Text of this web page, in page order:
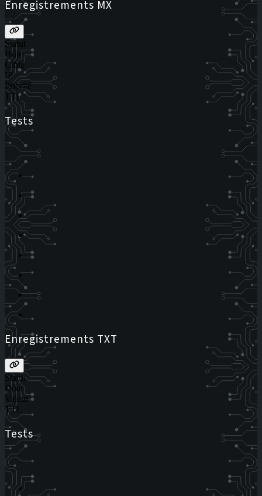
Enregistrements MX
Statut
Hôte
Cible
IP
Priorité
TTL
Tests
Enregistrements TXT
Statut
Hôte
Valeur
TTL
Tests